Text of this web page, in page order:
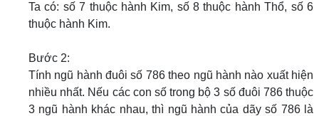
Ta có: số 7 thuộc hành Kim, số 8 thuộc hành Thổ, số 6
thuộc hành Kim.
Bước 2:
Tính ngũ hành đuôi số 786 theo ngũ hành nào xuất hiện
nhiều nhất. Nếu các con số trong bộ 3 số đuôi 786 thuộc
3 ngũ hành khác nhau, thì ngũ hành của dãy số 786 là